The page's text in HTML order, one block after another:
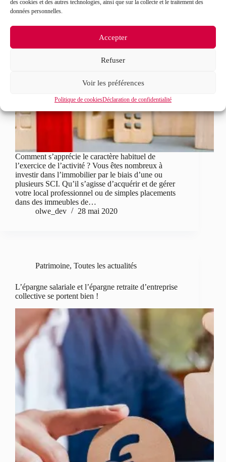
des cookies et des autres technologies, ainsi que sur la collecte et le traitement des
données personnelles.
Accepter
Refuser
Voir les préférences
Politique de cookiesDéclaration de confidentialité
Comment s’apprécie le caractère habituel de
l’exercice de l’activité ? Vous êtes nombreux à
investir dans l’immobilier par le biais d’une ou
plusieurs SCI. Qu’il s’agisse d’acquérir et de gérer
votre local professionnel ou de simples placements
dans des immeubles de…
olwe_dev
28 mai 2020
Patrimoine, Toutes les actualités
L’épargne salariale et l’épargne retraite d’entreprise
collective se portent bien !